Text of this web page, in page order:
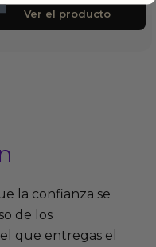
Ver el producto
la confianza se
de los
que entregas el